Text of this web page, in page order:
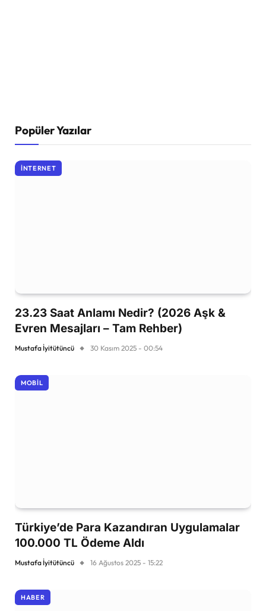
Popüler Yazılar
İNTERNET
23.23 Saat Anlamı Nedir? (2026 Aşk &
Evren Mesajları – Tam Rehber)
Mustafa İyitütüncü 30 Kasım 2025 - 00:54
MOBIL
Türkiye’de Para Kazandıran Uygulamalar
100.000 TL Ödeme Aldı
Mustafa İyitütüncü 16 Ağustos 2025 - 15:22
HABER